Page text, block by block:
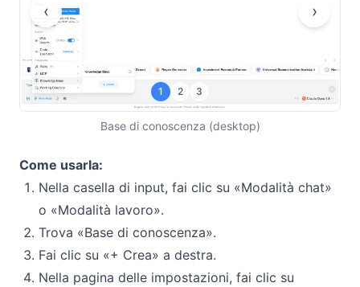
‹ ›
1 2 3
Base di conoscenza (desktop)
Come usarla:
Nella casella di input, fai clic su «Modalità chat»
o «Modalità lavoro».
Trova «Base di conoscenza».
Fai clic su «+ Crea» a destra.
Nella pagina delle impostazioni, fai clic su